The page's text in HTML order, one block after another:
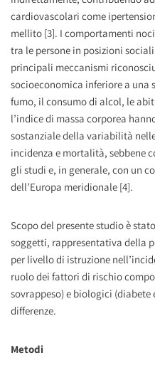
cardiovascolari come
mellito [3]. I comportamenti
tra le persone in posizioni
principali meccanismi
socioeconomica inferiore a una
fumo, il consumo di alcol, le
l’indice di massa corporea
sostanziale della variabilità
incidenza e mortalità, sebbene
gli studi e, in generale, con un
dell’Europa meridionale [4].
Scopo del presente studio è
soggetti, rappresentativa della
per livello di istruzione
ruolo dei fattori di rischio
sovrappeso) e biologici
differenze.
Metodi